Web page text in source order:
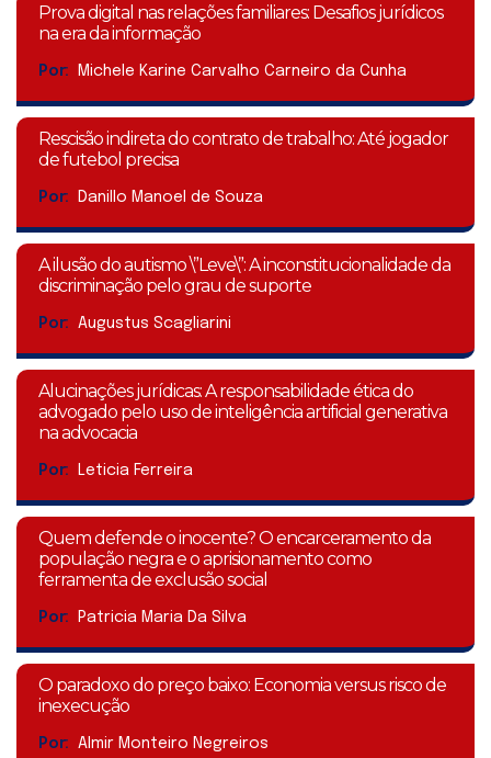
Prova digital nas relações familiares: Desafios jurídicos
na era da informação
Por: Michele Karine Carvalho Carneiro da Cunha
Rescisão indireta do contrato de trabalho: Até jogador
de futebol precisa
Por: Danillo Manoel de Souza
A ilusão do autismo \”Leve\”: A inconstitucionalidade da
discriminação pelo grau de suporte
Por: Augustus Scagliarini
Alucinações jurídicas: A responsabilidade ética do
advogado pelo uso de inteligência artificial generativa
na advocacia
Por: Leticia Ferreira
Quem defende o inocente? O encarceramento da
população negra e o aprisionamento como
ferramenta de exclusão social
Por: Patricia Maria Da Silva
O paradoxo do preço baixo: Economia versus risco de
inexecução
Por: Almir Monteiro Negreiros